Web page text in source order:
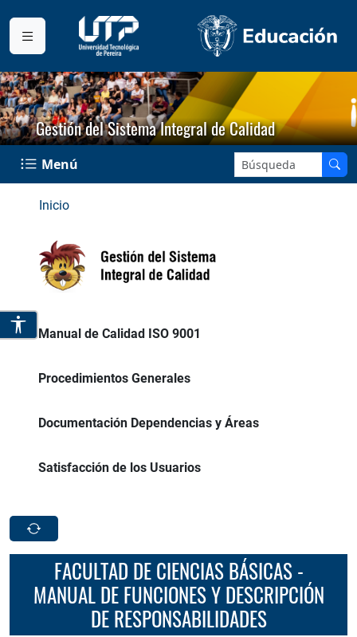
Gestión del Sistema Integral de Calidad
Menú Buscar en el sitio:
Inicio
Manual de Calidad ISO 9001
Procedimientos Generales
Documentación Dependencias y Áreas
Satisfacción de los Usuarios
FACULTAD DE CIENCIAS BÁSICAS -
MANUAL DE FUNCIONES Y DESCRIPCIÓN
DE RESPONSABILIDADES